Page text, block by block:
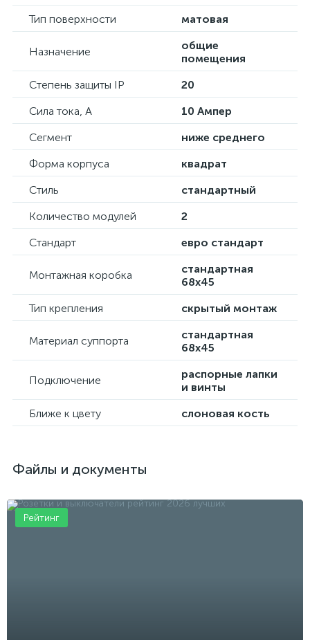
Тип поверхности
матовая
Назначение
общие
помещения
Степень защиты IP
20
Сила тока, А
10 Ампер
Сегмент
ниже среднего
Форма корпуса
квадрат
Стиль
стандартный
Количество модулей
2
Стандарт
евро стандарт
Монтажная коробка
стандартная
68х45
Тип крепления
скрытый монтаж
Материал суппорта
стандартная
68х45
Подключение
распорные лапки
и винты
Ближе к цвету
слоновая кость
Файлы и документы
Рейтинг